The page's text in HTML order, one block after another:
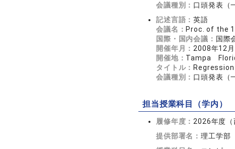
会議種別： 口頭発表（
記述言語：英語
会議名： Proc. of the
国際・国内会議： 国際
開催年月： 2008年12月
開催地： Tampa
タイトル：
会議種別： 口頭発表（
担当授業科目（学内）
履修年度： 2026年度（
提供部署名：理工学部